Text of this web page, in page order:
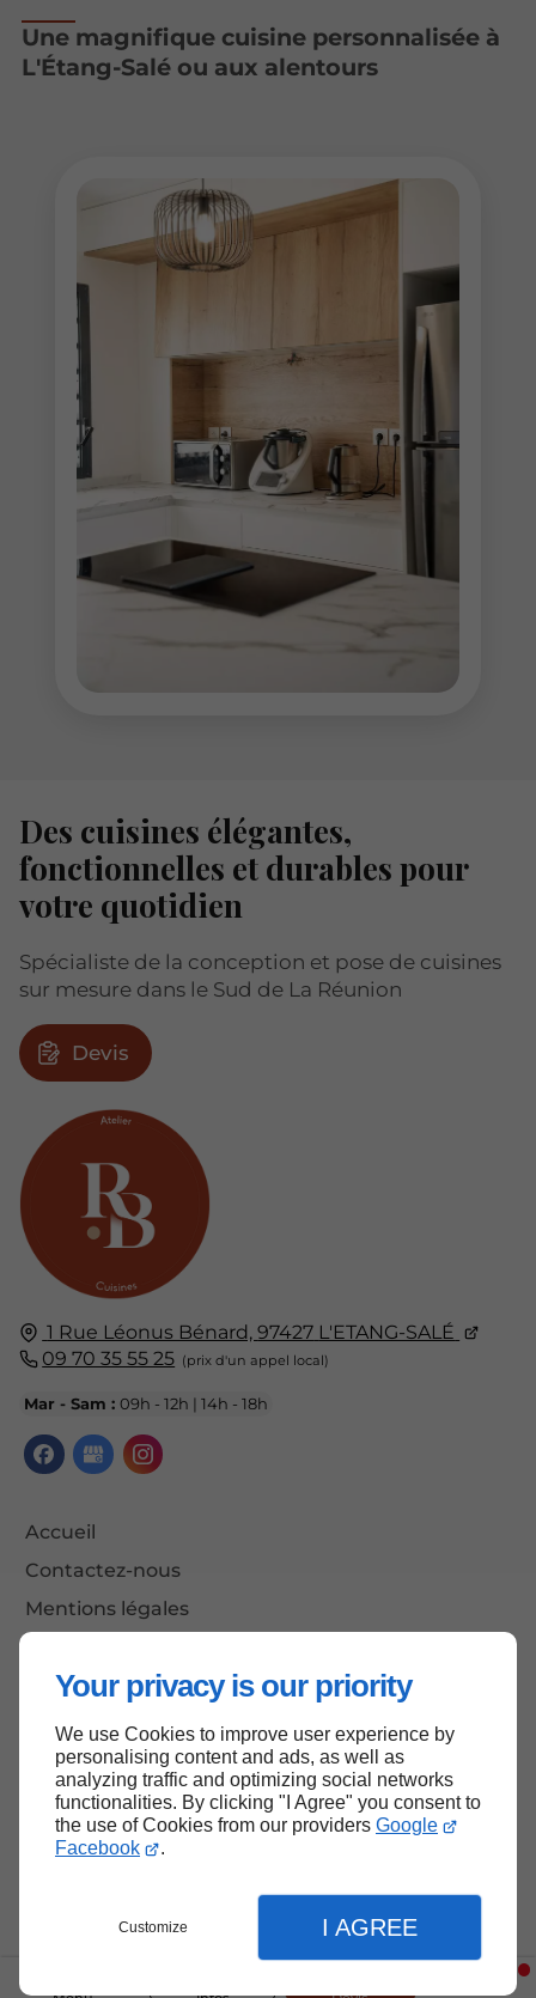
Your privacy is our priority
We use Cookies to improve user experience by
personalising content and ads, as well as
analyzing traffic and optimizing social networks
functionalities. By clicking "I Agree" you consent to
the use of Cookies from our providers Google
Facebook
.
Customize I AGREE
Une magnifique cuisine personnalisée à
L'Étang-Salé ou aux alentours
1 Rue Léonus Bénard,97427 L'ETANG-SALÉ
09 70 35 55 25
Mar - Sam :09h - 12h | 14h - 18h
Accueil
Contactez-nous
Mentions légales
Des cuisines élégantes,
fonctionnelles et durables pour
votre quotidien
Spécialiste de la conception et pose de cuisines
sur mesure dans le Sud de La Réunion
Devis
Haut de page